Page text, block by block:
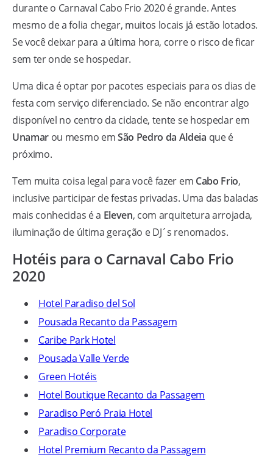
durante o Carnaval Cabo Frio 2020 é grande. Antes
mesmo de a folia chegar, muitos locais já estão lotados.
Se você deixar para a última hora, corre o risco de ficar
sem ter onde se hospedar.
Uma dica é optar por pacotes especiais para os dias de
festa com serviço diferenciado. Se não encontrar algo
disponível no centro da cidade, tente se hospedar em
Unamar ou mesmo emSão Pedro da Aldeia que é
próximo.
Tem muita coisa legal para você fazer em Cabo Frio,
inclusive participar de festas privadas. Uma das baladas
mais conhecidas é a Eleven, com arquitetura arrojada,
iluminação de última geração e DJ´s renomados.
Hotéis para o Carnaval Cabo Frio
2020
Hotel Paradiso del Sol
Pousada Recanto da Passagem
Caribe Park Hotel
Pousada Valle Verde
Green Hotéis
Hotel Boutique Recanto da Passagem
Paradiso Peró Praia Hotel
Paradiso Corporate
Hotel Premium Recanto da Passagem